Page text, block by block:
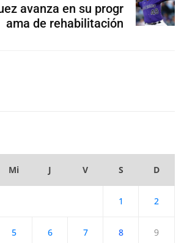
avanza en su progr
ama de rehabilitación
Mi J V S D
1 2
5 6 7 8 9